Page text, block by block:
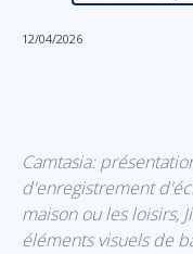
12/04/2026
Camtasia:
d'enregistrement
maison ou les loisirs,
éléments visuels de